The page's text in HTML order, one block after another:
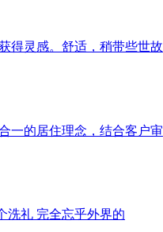
得灵感。舒适，稍带些世故
一的居住理念，结合客户审
洗礼 完全忘乎外界的